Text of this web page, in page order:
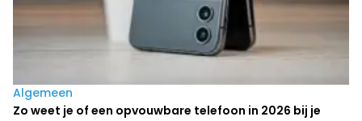
Algemeen
Zo weet je of een opvouwbare telefoon in 2026 bij je